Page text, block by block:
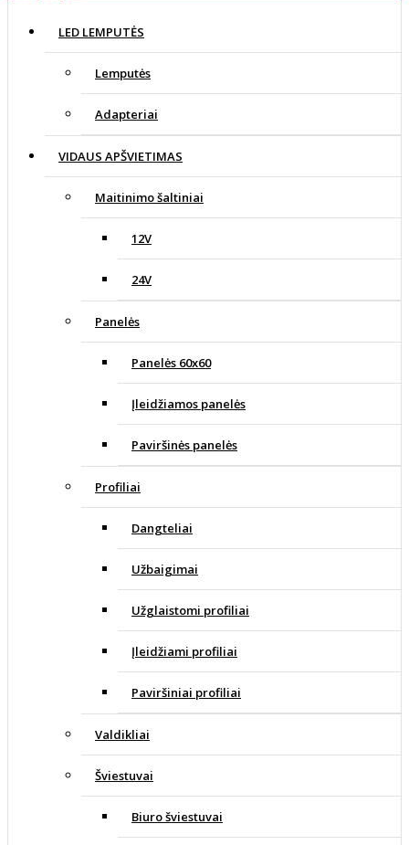
LED LEMPUTĖS
Lemputės
Adapteriai
VIDAUS APŠVIETIMAS
Maitinimo šaltiniai
12V
24V
Panelės
Panelės 60x60
Įleidžiamos panelės
Paviršinės panelės
Profiliai
Dangteliai
Užbaigimai
Užglaistomi profiliai
Įleidžiami profiliai
Paviršiniai profiliai
Valdikliai
Šviestuvai
Biuro šviestuvai